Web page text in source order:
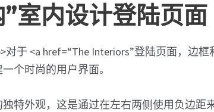
”室内设计登陆页面
“The Interiors”登陆页面，边
个时尚的用户界面。
特外观，这是通过在左右两侧使用负边距